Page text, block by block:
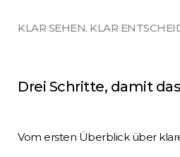
KLAR SEHEN. KLAR
Drei Schritte, damit
Vom ersten Überblick über